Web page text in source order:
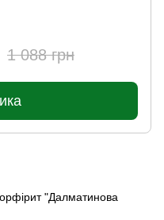
1 088 грн
"Далматинова